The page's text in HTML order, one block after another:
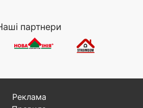
партнери
Реклама